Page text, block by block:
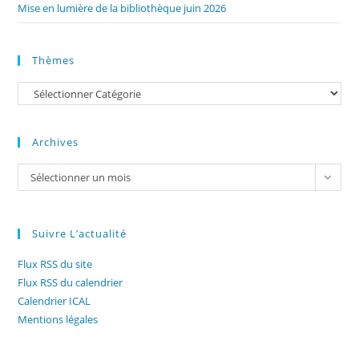
Mise en lumière de la bibliothèque juin 2026
Thèmes
Catégories
Archives
Archives
Sélectionner un mois
Suivre L’actualité
Flux RSS du site
Flux RSS du calendrier
Calendrier ICAL
Mentions légales